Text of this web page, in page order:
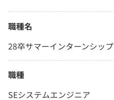
職種名
28卒サマーインターンシップ
職種
SEシステムエンジニア